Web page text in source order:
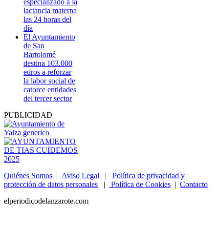
lactancia materna
las 24 horas del
día
El Ayuntamiento
de San
Bartolomé
destina 103.000
euros a reforzar
la labor social de
catorce entidades
del tercer sector
PUBLICIDAD
Quiénes Somos | Aviso Legal | Política de privacidad y
protección de datos personales | Política de Cookies | Contacto
elperiodicodelanzarote.com